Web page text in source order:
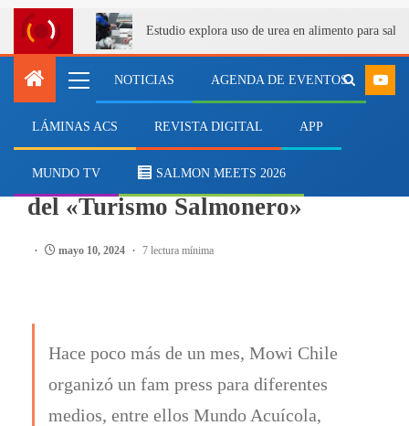
Estudio explora uso de urea en alimento para
NOTICIAS AGENDA DE EVENTOS
LÁMINAS ACS REVISTA DIGITAL APP
MUNDO TV SALMON MEETS 2026
Viaje de prensa: Reviva la ruta
del «Turismo Salmonero»
mayo 10, 2024 7 lectura mínima
Hace poco más de un mes, Mowi Chile
organizó un fam press para diferentes
medios, entre ellos Mundo Acuícola,